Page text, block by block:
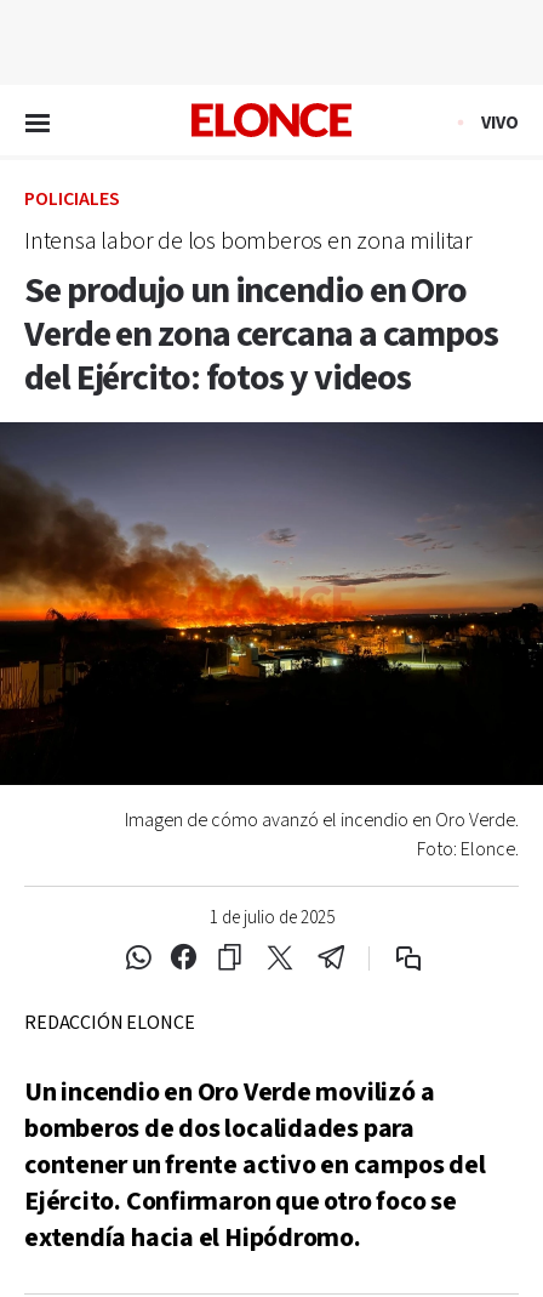
VIVO
POLICIALES
Intensa labor de los bomberos en zona militar
Se produjo un incendio en Oro
Verde en zona cercana a campos
del Ejército: fotos y videos
1 de julio de 2025
Imagen de cómo avanzó el incendio en Oro Verde.
Foto: Elonce.
REDACCIÓN ELONCE
Un incendio en Oro Verde movilizó a
bomberos de dos localidades para
contener un frente activo en campos del
Ejército. Confirmaron que otro foco se
extendía hacia el Hipódromo.